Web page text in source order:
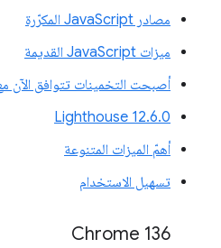
مصادر JavaScript المكرّرة
ميزات JavaScript القديمة
أصبحت التخمينات تتوافق الآن
‫Lighthouse 12.6.0
أهمّ الميزات المتنوعة
تسهيل الاستخدام
Chrome 136